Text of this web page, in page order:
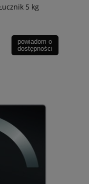
5 kg
powiadom o
dostępności